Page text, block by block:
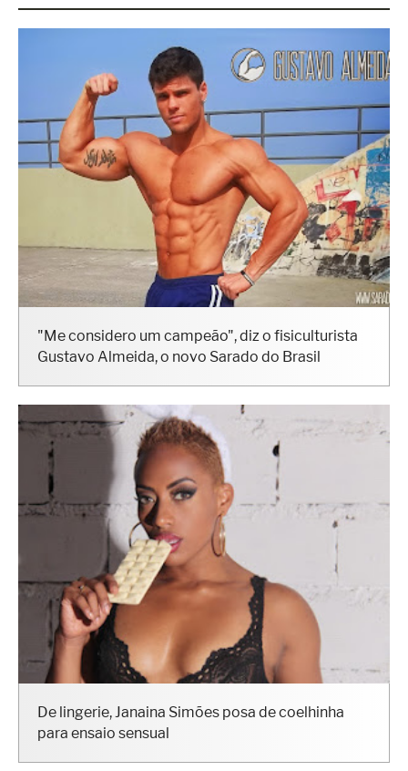
"Me considero um campeão", diz o fisiculturista
Gustavo Almeida, o novo Sarado do Brasil
De lingerie, Janaina Simões posa de coelhinha
para ensaio sensual